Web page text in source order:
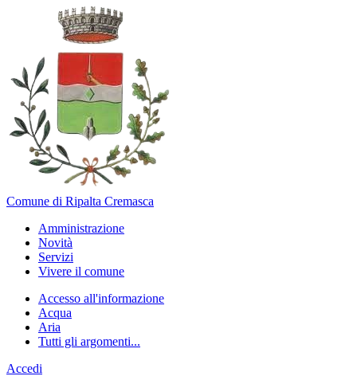
Comune di Ripalta Cremasca
Amministrazione
Novità
Servizi
Vivere il comune
Accesso all'informazione
Acqua
Aria
Tutti gli argomenti...
Accedi